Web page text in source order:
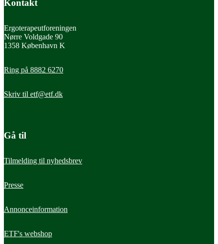
Kontakt
Ergoterapeutforeningen
Nørre Voldgade 90
1358 København K
Ring på 8882 6270
Skriv til etf@etf.dk
Gå til
Tilmelding til nyhedsbrev
Presse
Annonceinformation
ETF's webshop